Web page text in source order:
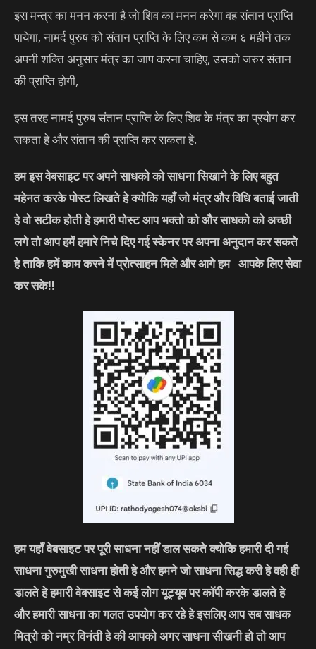
इस मन्त्र का मनन करना है जो शिव का मनन करेगा वह संतान प्राप्ति
पायेगा, नामर्द पुरुष को संतान प्राप्ति के लिए कम से कम ६ महीने तक
अपनी शक्ति अनुसार मंत्र का जाप करना चाहिए, उसको जरुर संतान
की प्राप्ति होगी,
इस तरह नामर्द पुरुष संतान प्राप्ति के लिए शिव के मंत्र का प्रयोग कर
सकता हे और संतान की प्राप्ति कर सकता हे.
हम इस वेबसाइट पर अपने साधको को साधना सिखाने के लिए बहुत
महेनत करके पोस्ट लिखते हे क्योकि यहाँ जो मंत्र और विधि बताई जाती
हे वो सटीक होती हे हमारी पोस्ट आप भक्तो को और साधको को अच्छी
लगे तो आप हमें हमारे निचे दिए गई स्केनर पर अपना अनुदान कर सकते
हे ताकि हमें काम करने में प्रोत्साहन मिले और आगे हम आपके लिए सेवा
कर सके!!
हम यहाँ वेबसाइट पर पूरी साधना नहीं डाल सकते क्योकि हमारी दी गई
साधना गुरुमुखी साधना होती हे और हमने जो साधना सिद्ध करी हे वही ही
डालते हे हमारी वेबसाइट से कई लोग यूट्यूब पर कॉपी करके डालते हे
और हमारी साधना का गलत उपयोग कर रहे हे इसलिए आप सब साधक
मित्रो को नम्र विनंती हे की आपको अगर साधना सीखनी हो तो आप